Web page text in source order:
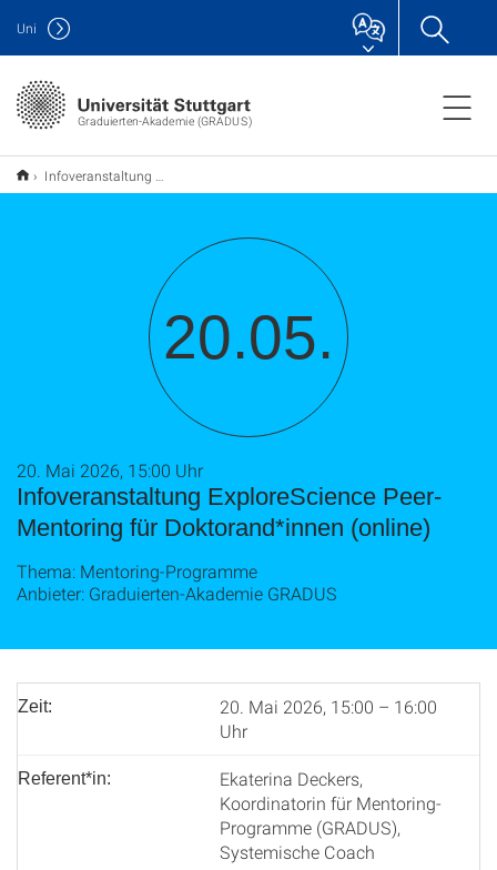
Graduierten-Akademie (GRADUS)
Uni
Infoveranstaltung ExploreScience Peer-Mentoring für Doktorand*innen (online)
20.05.
Infoveranstaltung ExploreScience Peer-
Mentoring für Doktorand*innen (online)
20. Mai 2026, 15:00 Uhr
Thema: Mentoring-Programme
Anbieter: Graduierten-Akademie GRADUS
Zeit:
20. Mai 2026, 15:00 – 16:00
Uhr
Referent*in:
Ekaterina Deckers,
Koordinatorin für Mentoring-
Programme (GRADUS),
Systemische Coach